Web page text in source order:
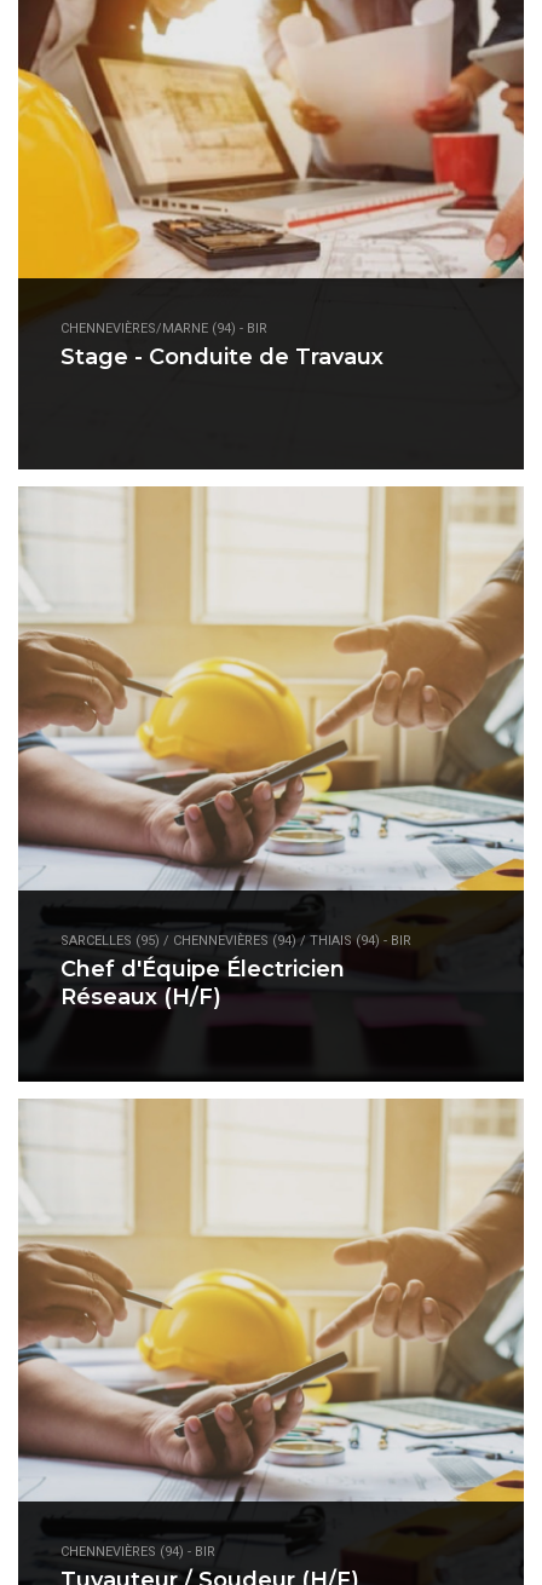
CHENNEVIÈRES/MARNE (94) - BIR
Stage - Conduite de Travaux
SARCELLES (95) / CHENNEVIÈRES (94) / THIAIS (94) - BIR
Chef d'Équipe Électricien
Réseaux (H/F)
CHENNEVIÈRES (94) - BIR